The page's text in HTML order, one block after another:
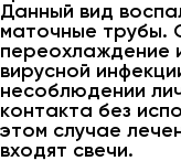
Данный вид
маточные трубы.
переохлаждение
вирусной
несоблюдении
контакта без
этом случае
входят свечи.